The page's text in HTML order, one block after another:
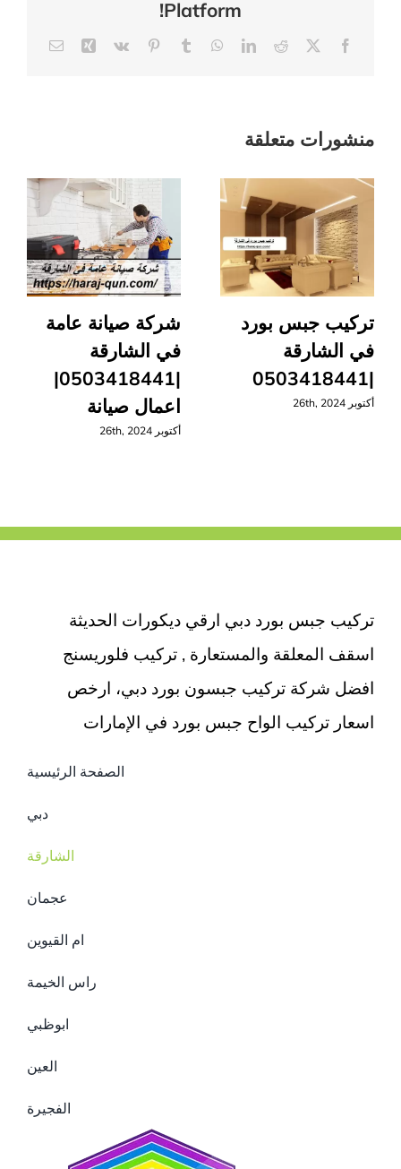
صباغ
بالشارقة
Platform!
Facebook
X
Reddit
LinkedIn
WhatsApp
Tumblr
Pinterest
Vk
Xing
Email
منشورات متعلقة
تركيب جبس بورد
في الشارقة
|0503418441
أكتوبر 26th, 2024
شركة صيانة عامة
في الشارقة
|0503418441|
اعمال صيانة
أكتوبر 26th, 2024
تركيب جبس بورد دبي ارقي ديكورات الحديثة
اسقف المعلقة والمستعارة , تركيب فلوريسنج
افضل شركة تركيب جبسون بورد دبي، ارخص
اسعار تركيب الواح جبس بورد في الإمارات
الصفحة الرئيسية
دبي
الشارقة
عجمان
ام القيوين
راس الخيمة
ابوظبي
العين
الفجيرة